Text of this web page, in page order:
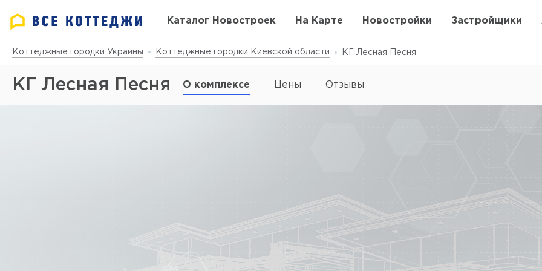
Каталог Новостроек На Карте Новостройки Застройщики
Коттеджные городки Украины Коттеджные городки Киевской области КГ Лесная Песня
КГ Лесная Песня О комплексе Цены Отзывы